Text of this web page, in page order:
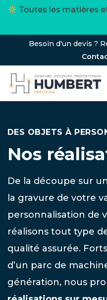
Toutes les matières
Besoin d'un devis ?
DES OBJETS À
Nos
De la découpe sur
la gravure de votre
personnalisation de
réalisons tout type
qualité assurée.
d’un parc de
génération, nous